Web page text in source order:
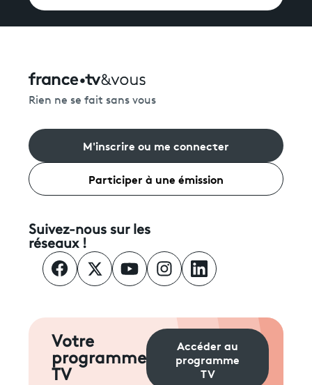
Rien ne se fait sans vous
M'inscrire ou me connecter
Participer à une émission
Suivez-nous sur les
réseaux !
Votre
programme
TV
Accéder au
programme
TV